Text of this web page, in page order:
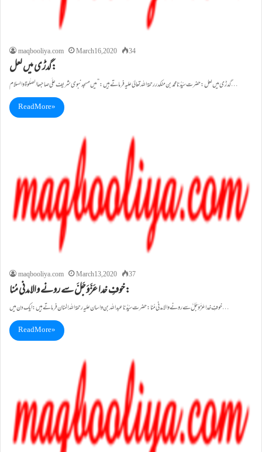
maqbooliya.com March 16, 2020 34
گدڑی میں لعل:
گدڑی میں لعل: حضرت سیِّدُنا محمد بن منکدر رحمۃاللہ تعالیٰ علیہ فرماتے ہیں:”میں مسجد نبوی شریف علٰی صاحبھا الصلٰوۃ والسلام…
Read More »
maqbooliya.com March 13, 2020 37
خوفِ خدا عَزَّوَجَلَّ سے رونے والامدنی مُنا:
خوفِ خدا عَزَّوَجَلَّ سے رونے والامدنی مُنا: حضرت سیِّدُنا عبداللہ بن واسان علیہ رحمۃاللہ المنان فرماتے ہیں: ایک دن میں…
Read More »